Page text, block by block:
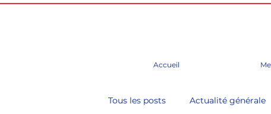
Accueil
Tous les posts Actualité générale